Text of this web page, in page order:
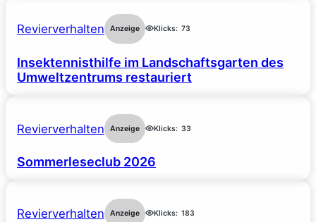
Revierverhalten Anzeige Klicks: 73
Insektennisthilfe im Landschaftsgarten des
Umweltzentrums restauriert
Revierverhalten Anzeige Klicks: 33
Sommerleseclub 2026
Revierverhalten Anzeige Klicks: 183